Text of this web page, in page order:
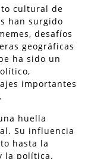
cultural de
han surgido
desafíos
geográficas
ha sido un
importantes
huella
Su influencia
hasta la
la política.